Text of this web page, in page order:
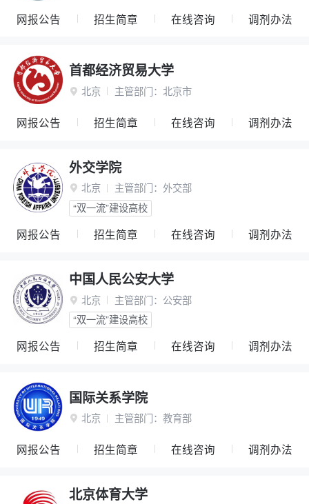
网报公告 招生简章 在线咨询 调剂办法
首都经济贸易大学
 北京 主管部门： 北京市
网报公告 招生简章 在线咨询 调剂办法
外交学院
 北京 主管部门： 外交部
“双一流”建设高校
网报公告 招生简章 在线咨询 调剂办法
中国人民公安大学
 北京 主管部门： 公安部
“双一流”建设高校
网报公告 招生简章 在线咨询 调剂办法
国际关系学院
 北京 主管部门： 教育部
网报公告 招生简章 在线咨询 调剂办法
北京体育大学